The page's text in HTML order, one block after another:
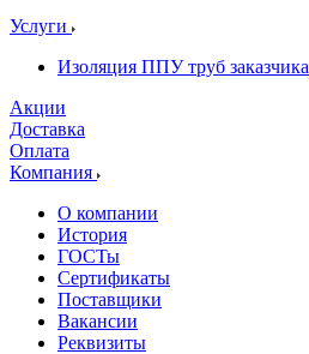
Услуги
Изоляция ППУ труб заказчика
Акции
Доставка
Оплата
Компания
О компании
История
ГОСТы
Сертификаты
Поставщики
Вакансии
Реквизиты